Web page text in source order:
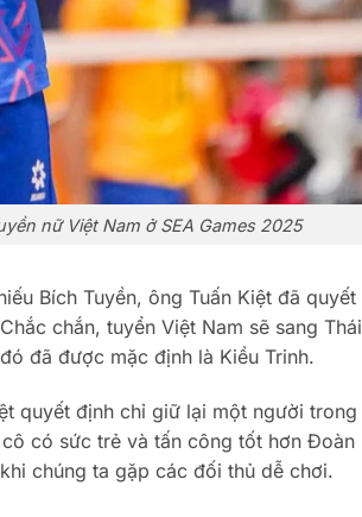
nữ Việt Nam ở SEA Games 2025
Bích Tuyền, ông Tuấn Kiệt đã quyết
chắn, tuyển Việt Nam sẽ sang Thái
đã được mặc định là Kiều Trinh.
quyết định chỉ giữ lại một người trong
có sức trẻ và tấn công tốt hơn Đoàn
chúng ta gặp các đối thủ dễ chơi.